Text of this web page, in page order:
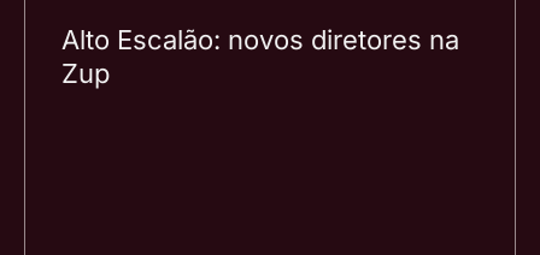
Alto Escalão: novos diretores na
Zup